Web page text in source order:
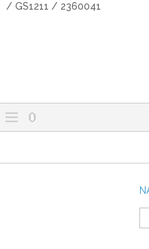
/ GS1211 / 2360041